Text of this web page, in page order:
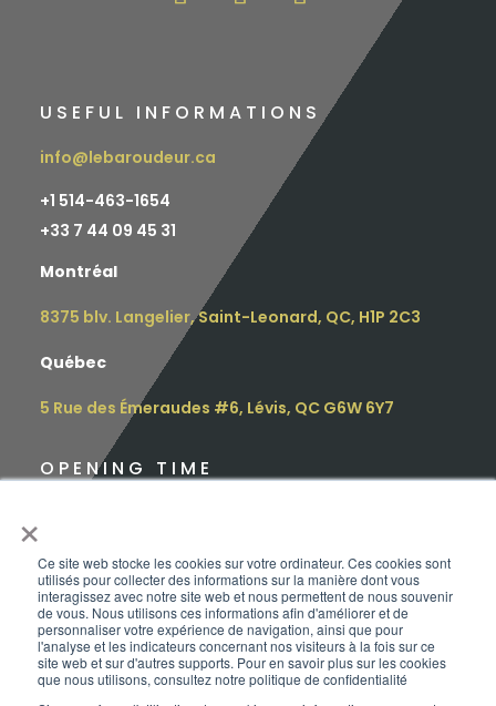
×
Ce site web stocke les cookies sur votre ordinateur. Ces cookies sont
utilisés pour collecter des informations sur la manière dont vous
interagissez avec notre site web et nous permettent de nous souvenir
de vous. Nous utilisons ces informations afin d'améliorer et de
personnaliser votre expérience de navigation, ainsi que pour
l'analyse et les indicateurs concernant nos visiteurs à la fois sur ce
site web et sur d'autres supports. Pour en savoir plus sur les cookies
que nous utilisons, consultez notre politique de confidentialité
USEFUL INFORMATIONS
info@lebaroudeur.ca
+1 514-463-1654
+33 7 44 09 45 31
Montréal
8375 blv. Langelier, Saint-Leonard, QC, H1P 2C3
Québec
5 Rue des Émeraudes #6, Lévis, QC G6W 6Y7
OPENING TIME
Tuesday: 9 am – 4.30 pm
Wednesday: 12 pm – 5.00 pm
Thursday: 10 am – 6.00 pm
Friday: 9 am – 3.00 pm